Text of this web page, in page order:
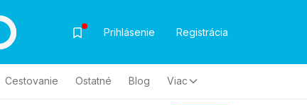
Prihlásenie Registrácia
Cestovanie Ostatné Blog Viac